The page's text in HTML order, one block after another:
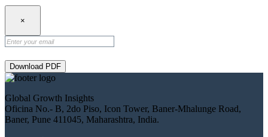
×
Download PDF
Global Growth Insights
Oficina No.- B, 2do Piso, Icon Tower, Baner-Mhalunge Road,
Baner, Pune 411045, Maharashtra, India.